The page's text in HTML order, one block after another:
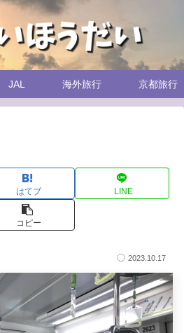
JAL 海外旅行 京都旅行
はてブ LINE
コピー
2023.10.17